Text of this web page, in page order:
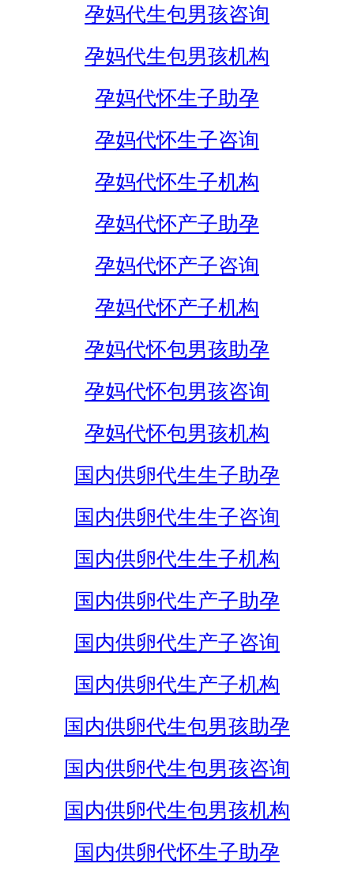
孕妈代生包男孩咨询
孕妈代生包男孩机构
孕妈代怀生子助孕
孕妈代怀生子咨询
孕妈代怀生子机构
孕妈代怀产子助孕
孕妈代怀产子咨询
孕妈代怀产子机构
孕妈代怀包男孩助孕
孕妈代怀包男孩咨询
孕妈代怀包男孩机构
国内供卵代生生子助孕
国内供卵代生生子咨询
国内供卵代生生子机构
国内供卵代生产子助孕
国内供卵代生产子咨询
国内供卵代生产子机构
国内供卵代生包男孩助孕
国内供卵代生包男孩咨询
国内供卵代生包男孩机构
国内供卵代怀生子助孕